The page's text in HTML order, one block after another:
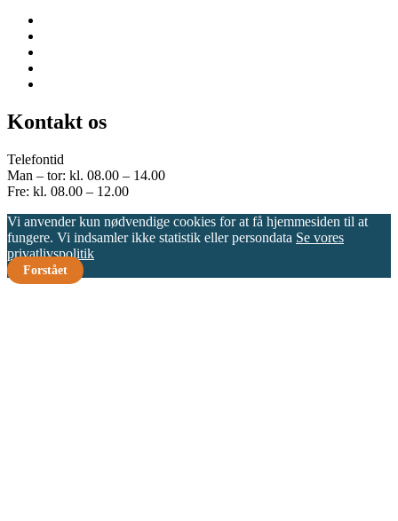
Kontakt os
Telefontid
Man – tor: kl. 08.00 – 14.00
Fre: kl. 08.00 – 12.00
Vi anvender kun nødvendige cookies for at få hjemmesiden til at
fungere. Vi indsamler ikke statistik eller persondata Se vores
privatlivspolitik
Forstået